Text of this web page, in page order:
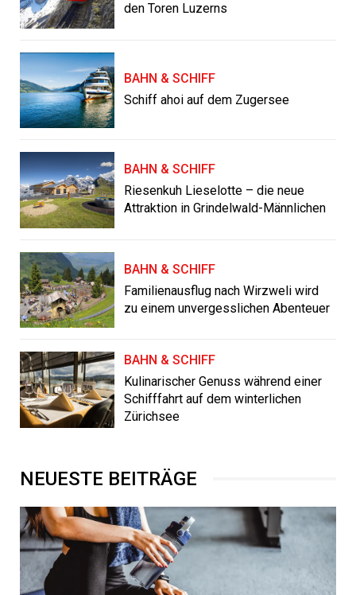
den Toren Luzerns
BAHN & SCHIFF
Schiff ahoi auf dem Zugersee
BAHN & SCHIFF
Riesenkuh Lieselotte – die neue
Attraktion in Grindelwald-Männlichen
BAHN & SCHIFF
Familienausflug nach Wirzweli wird
zu einem unvergesslichen Abenteuer
BAHN & SCHIFF
Kulinarischer Genuss während einer
Schifffahrt auf dem winterlichen
Zürichsee
NEUESTE BEITRÄGE